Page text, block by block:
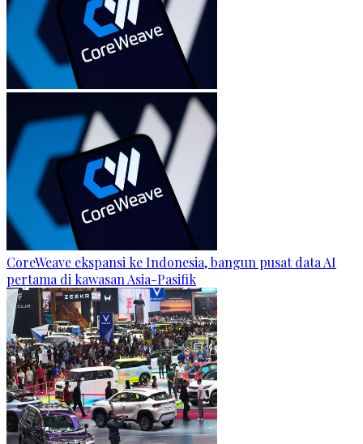
CoreWeave ekspansi ke Indonesia, bangun pusat data AI
pertama di kawasan Asia-Pasifik